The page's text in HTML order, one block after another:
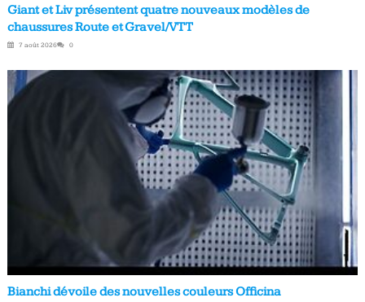
Giant et Liv présentent quatre nouveaux modèles de
chaussures Route et Gravel/VTT
7 août 2026 0
Bianchi dévoile des nouvelles couleurs Officina